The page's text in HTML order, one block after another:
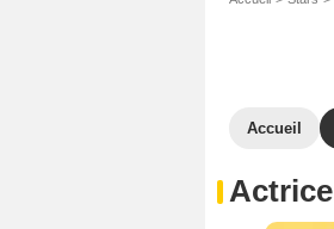
Accueil
Actrice